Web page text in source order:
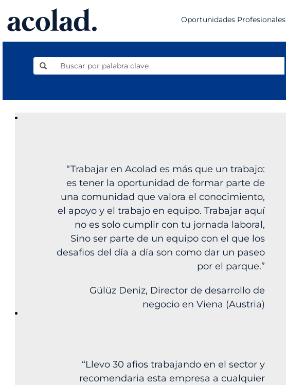
Oportunidades Profesionales
“Trabajar en Acolad es más que un trabajo:
es tener la oportunidad de formar parte de
una comunidad que valora el conocimiento,
el apoyo y el trabajo en equipo. Trabajar aquí
no es solo cumplir con tu jornada laboral,
Sino ser parte de un equipo con el que los
desafios del día a día son como dar un paseo
por el parque.”
Gülüz Deniz, Director de desarrollo de
negocio en Viena (Austria)
“Llevo 30 afios trabajando en el sector y
recomendaria esta empresa a cualquier